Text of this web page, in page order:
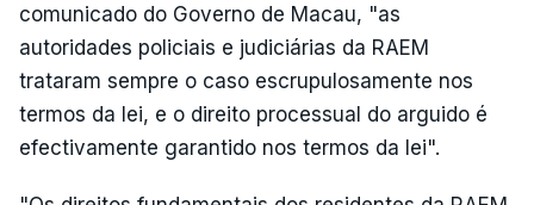
comunicado do Governo de Macau, "as
autoridades policiais e judiciárias da RAEM
trataram sempre o caso escrupulosamente nos
termos da lei, e o direito processual do arguido é
efectivamente garantido nos termos da lei".